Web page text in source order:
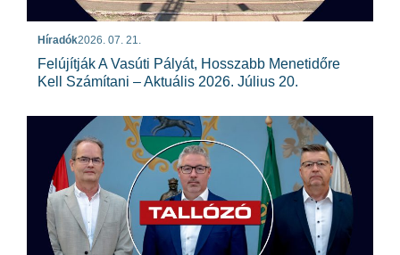
Híradók2026. 07. 21.
Felújítják A Vasúti Pályát, Hosszabb Menetidőre
Kell Számítani – Aktuális 2026. Július 20.